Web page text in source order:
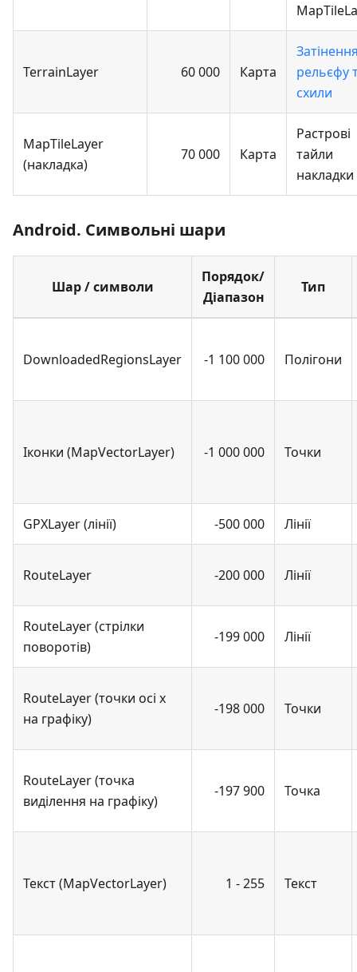
TerrainLayer 60 000 Карта
рельєфу
схили
MapTileLayer
(накладка)
70 000 Карта
Растрові
тайли
накладки
Android. Символьні шари
Шар / символи
Порядок/
Діапазон
Тип
DownloadedRegionsLayer -1 100 000 Полігони
Іконки (MapVectorLayer) -1 000 000 Точки
GPXLayer (лінії) -500 000 Лінії
RouteLayer -200 000 Лінії
RouteLayer (стрілки
поворотів)
-199 000 Лінії
RouteLayer (точки осі x
на графіку)
-198 000 Точки
RouteLayer (точка
виділення на графіку)
-197 900 Точка
Текст (MapVectorLayer) 1 - 255 Текст